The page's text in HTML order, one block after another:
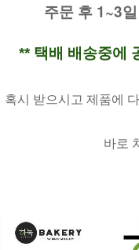
주문 후 1~3
** 택배 배송중에
혹시 받으시고 제품에
바로